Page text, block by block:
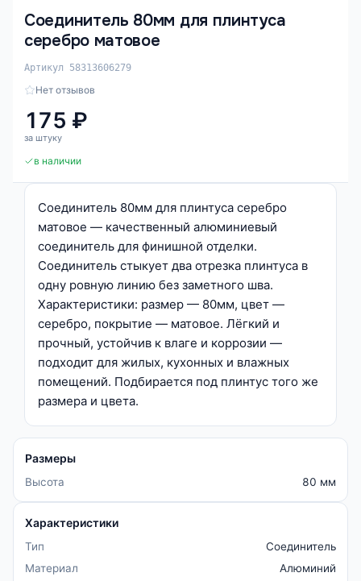
Соединитель 80мм для плинтуса
серебро матовое
Артикул 58313606279
Нет отзывов
175 ₽
за штуку
в наличии
Соединитель 80мм для плинтуса серебро
матовое — качественный алюминиевый
соединитель для финишной отделки.
Соединитель стыкует два отрезка плинтуса в
одну ровную линию без заметного шва.
Характеристики: размер — 80мм, цвет —
серебро, покрытие — матовое. Лёгкий и
прочный, устойчив к влаге и коррозии —
подходит для жилых, кухонных и влажных
помещений. Подбирается под плинтус того же
размера и цвета.
Размеры
Высота 80 мм
Характеристики
Тип
Соединитель
Материал
Алюминий